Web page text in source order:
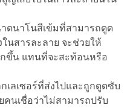
ดนาโนสีเข้มที่สามารถดูด
นสารละลาย จะช่วยให้
กขึ้น แทนที่จะสะท้อนหรือ
ลเซอร์ที่ส่งไปและถูกดูดซับ
นเชื่อว่าไม่สามารถปรับ